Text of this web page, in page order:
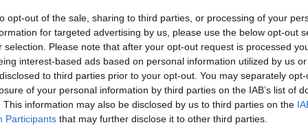
opt-out of the sale, sharing to third parties, or processing of your
for targeted advertising by us, please use the below opt-out
selection. Please note that after your opt-out request is processed
interest-based ads based on personal information utilized by us
to third parties prior to your opt-out. You may separately
of your personal information by third parties on the IAB’s list of
This information may also be disclosed by us to third parties on the
Participants that may further disclose it to other third parties.
inutili le strategie di competitività:
si sceglie il saggio e il capace…si insegna la fiducia e si
cari solo i propri cari e figli solo i propri figli e questo fa si che
giusto utilizzo, i bambini una crescita corretta e gli orfani, le
mezzi per nutrirsi, gli uomini un ruolo, le donne un riparo…
non ci saranno più furti, saccheggi, disordini e crimini:
. (fine prima parte)